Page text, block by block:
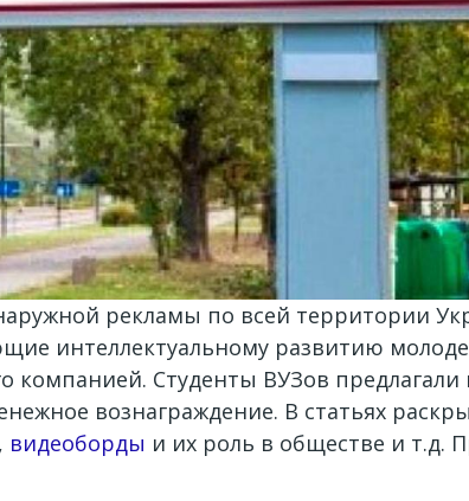
рекламы по всей территории
интеллектуальному развитию
компанией. Студенты ВУЗов
вознаграждение. В статьях
видеоборды и их роль в обществе и т.д.